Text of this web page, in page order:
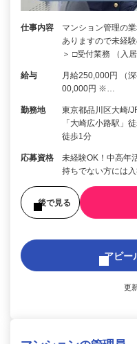
仕事内容
マンション管理の
ありますので未経
＞ □受付業務 （入
給与
月給250,000円 （
00,000円 ※…
勤務地
東京都品川区大崎/
「大崎広小路駅」
徒歩1分
応募資格
未経験OK！中高年
持ちでない方には
後で見る
アピー
更